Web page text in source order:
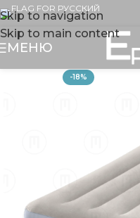
Skip to navigation
Skip to main content
МЕНЮ
-18%